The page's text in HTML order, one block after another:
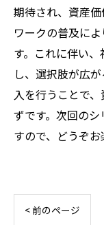
期待され、資産
ワークの普及に
す。これに伴い
し、選択肢が広
入を行うことで
ずです。次回の
すので、どうぞお
< 前のページ